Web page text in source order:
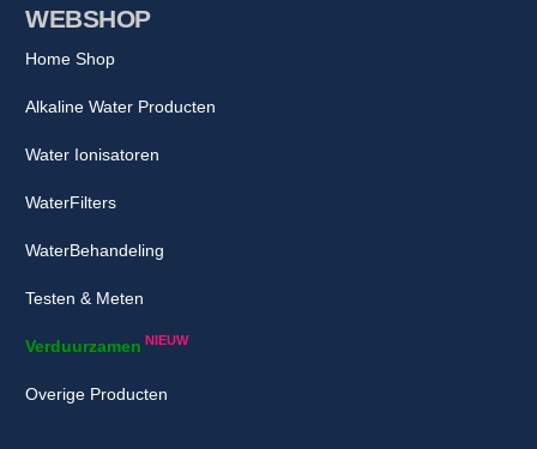
WEBSHOP
Home Shop
Alkaline Water Producten
Water Ionisatoren
WaterFilters
WaterBehandeling
Testen & Meten
Verduurzamen NIEUW
Overige Producten